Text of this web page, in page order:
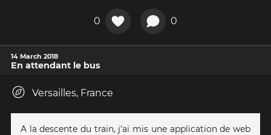
0 0
14 March 2018
En attendant le bus
Versailles, France
A la descente du train, j'ai mis une application de web